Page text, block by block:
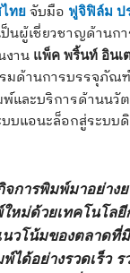
ทยจับมือ ฟูจิฟิล์ม ป
นผู้เชี่ยวชาญด้านก
งาน แพ็ค พริ้นท์ อินเ
มด้านการบรรจุภัณ
ละบริการด้านนวั
แอนะล็อกสู่ระบบ
การพิมพ์มาอย่าง
ใหม่ด้วยเทคโนโล
วโน้มของตลาด
พ์ได้อย่างรวดเร็ว